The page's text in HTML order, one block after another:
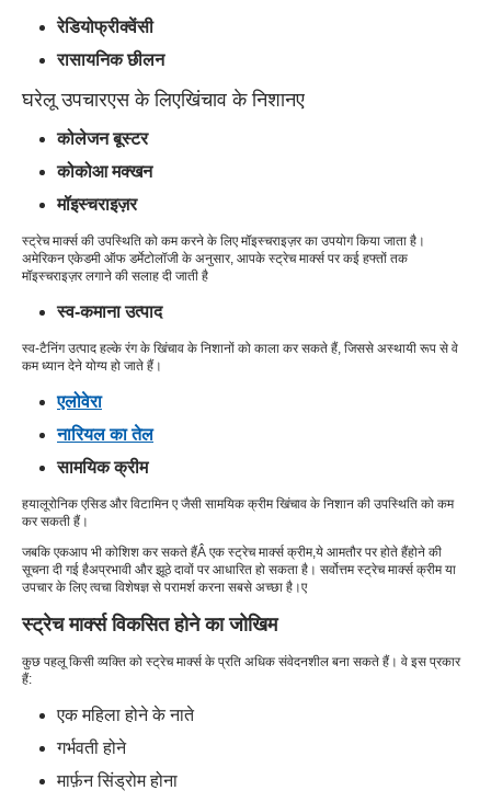
रेडियोफ्रीक्वेंसी
रासायनिक छीलन
घरेलू उपचारएस के लिएखिंचाव के निशानए
कोलेजन बूस्टर
कोकोआ मक्खन
मॉइस्चराइज़र
स्ट्रेच मार्क्स की उपस्थिति को कम करने के लिए मॉइस्चराइज़र का उपयोग किया जाता है।
अमेरिकन एकेडमी ऑफ डर्मेटोलॉजी के अनुसार, आपके स्ट्रेच मार्क्स पर कई हफ्तों तक
मॉइस्चराइज़र लगाने की सलाह दी जाती है
स्व-कमाना उत्पाद
स्व-टैनिंग उत्पाद हल्के रंग के खिंचाव के निशानों को काला कर सकते हैं, जिससे अस्थायी रूप से वे
कम ध्यान देने योग्य हो जाते हैं।
एलोवेरा
नारियल का तेल
सामयिक क्रीम
हयालूरोनिक एसिड और विटामिन ए जैसी सामयिक क्रीम खिंचाव के निशान की उपस्थिति को कम
कर सकती हैं।
जबकि एकआप भी कोशिश कर सकते हैंÂ एक स्ट्रेच मार्क्स क्रीम,ये आमतौर पर होते हैंहोने की
सूचना दी गई हैअप्रभावी और झूठे दावों पर आधारित हो सकता है। सर्वोत्तम स्ट्रेच मार्क्स क्रीम या
उपचार के लिए त्वचा विशेषज्ञ से परामर्श करना सबसे अच्छा है।ए
स्ट्रेच मार्क्स विकसित होने का जोखिम
कुछ पहलू किसी व्यक्ति को स्ट्रेच मार्क्स के प्रति अधिक संवेदनशील बना सकते हैं। वे इस प्रकार
हैं:
एक महिला होने के नाते
गर्भवती होने
मार्फ़न सिंड्रोम होना